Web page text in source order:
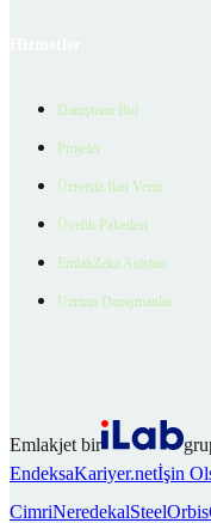
Danışman Bul
Projeler
Ücretsiz İlan Verin
Üyelik Paketleri
EmlakZeka Asistan
Uzman Danışmanlar
Emlakjet bir
EndeksaKariyer.netİşin
CimriNeredekalSteelOrbis